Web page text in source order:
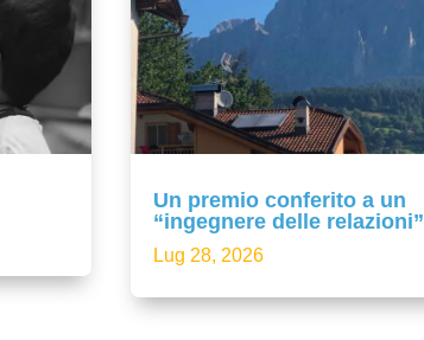
Un premio conferito a un
“ingegnere delle relazioni”
Lug 28, 2026